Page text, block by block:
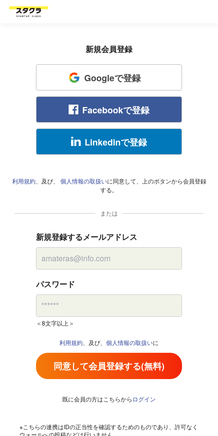
新規会員登録
Googleで登録
Facebookで登録
Linkedinで登録
利用規約、及び、 個人情報の取扱いに同意して、上のボタンから会員登録
する。
または
新規登録するメールアドレス
パスワード
＜8文字以上＞
利用規約 、及び、 個人情報の取扱いに
同意して会員登録する(無料)
既に会員の方はこちらから ログイン
※こちらの連携はIDの正当性を確認するためのものであり、許可なく
ウォールへの投稿などは行いません。